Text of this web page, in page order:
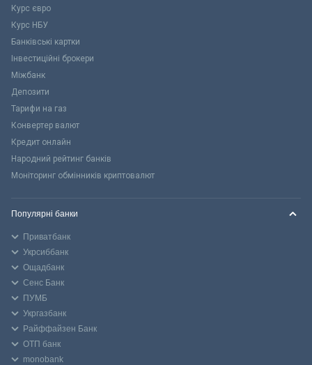
Курс євро
Курс НБУ
Банківські картки
Інвестиційні брокери
Міжбанк
Депозити
Тарифи на газ
Конвертер валют
Кредит онлайн
Народний рейтинг банків
Моніторинг обмінників криптовалют
Популярні банки
Приватбанк
Укрсиббанк
Ощадбанк
Сенс Банк
ПУМБ
Укргазбанк
Райффайзен Банк
ОТП банк
monobank